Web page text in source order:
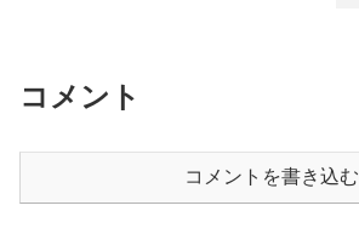
コメント
コメントを書き込む